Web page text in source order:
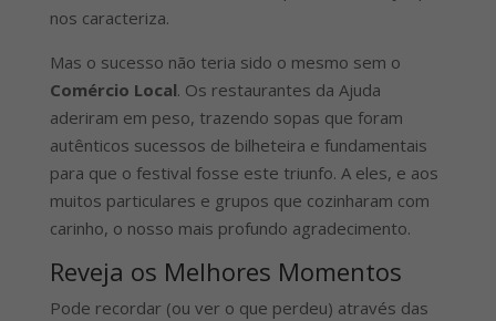
nos caracteriza.
Mas o sucesso não teria sido o mesmo sem o
Comércio Local. Os restaurantes da Ajuda
aderiram em peso, trazendo sopas que foram
autênticos sucessos de bilheteira e fundamentais
para que o festival fosse este triunfo. A eles, e aos
muitos particulares e grupos que cozinharam com
carinho, o nosso mais profundo agradecimento.
Reveja os Melhores Momentos
Pode recordar (ou ver o que perdeu) através das